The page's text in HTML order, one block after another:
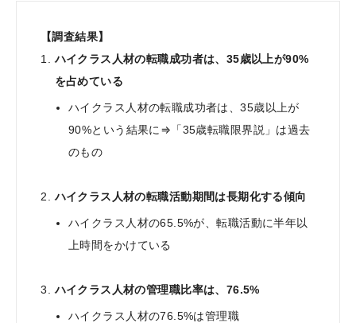
【調査結果】
ハイクラス人材の転職成功者は、35歳以上が90%
を占めている
ハイクラス人材の転職成功者は、35歳以上が
90%という結果に⇒「35歳転職限界説」は過去
のもの
ハイクラス人材の転職活動期間は長期化する傾向
ハイクラス人材の65.5%が、転職活動に半年以
上時間をかけている
ハイクラス人材の管理職比率は、76.5%
ハイクラス人材の76.5%は管理職